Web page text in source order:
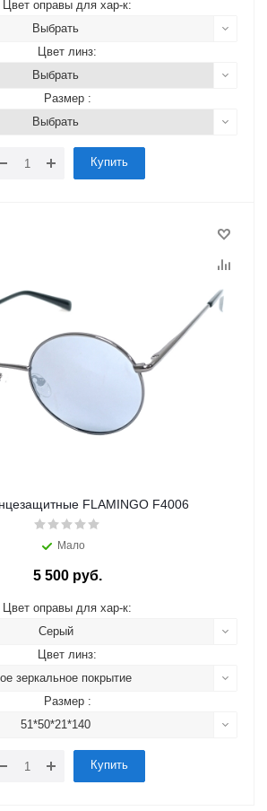
Цвет оправы для хар-к:
Выбрать
Цвет линз:
Выбрать
Размер :
Выбрать
Купить
FLAMINGO F4006
Мало
5 500 руб.
Цвет оправы для хар-к:
Серый
Цвет линз:
зеркальное покрытие
Размер :
51*50*21*140
Купить